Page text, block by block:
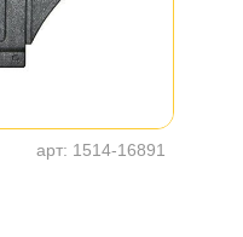
арт: 1514-16891